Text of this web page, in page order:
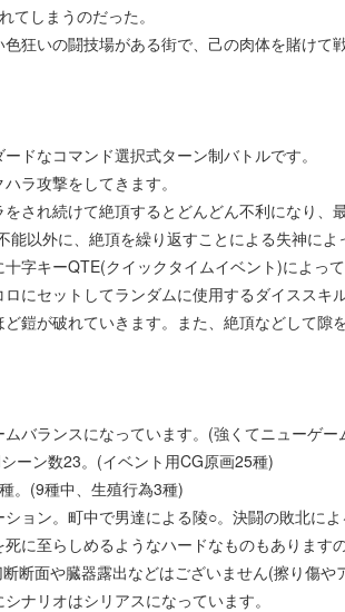
てしまうのだった。
色狂いの闘技場がある街で、己の肉体を賭けて
ードなコマンド選択式ターン制バトルです。
ラ攻撃をしてきます。
され続けて絶頂するとどんどん不利になり、
能以外に、絶頂を繰り返すことによる失神に
十字キーQTE(クイックタイムイベント)によっ
ロにセットしてランダムに使用するダイススキ
ど鎧が破れていきます。また、絶頂などして
ムバランスになっています。(強くてニューゲー
ーン数23。(イベント用CG原画25種)
。(9種中、生殖行為3種)
ション。町中で男達による陵○。決闘の敗北に
死に至らしめるようなハードなものもあります
断面や臓器露出などはございません(擦り傷
シナリオはシリアスになっています。